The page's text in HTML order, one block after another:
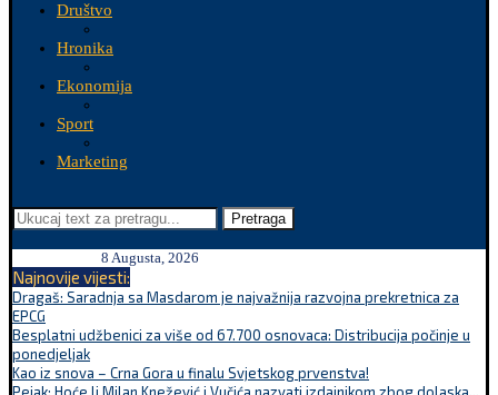
Društvo
Hronika
Ekonomija
Sport
Marketing
Pretraga
8 Augusta, 2026
Najnovije vijesti:
Dragaš: Saradnja sa Masdarom je najvažnija razvojna prekretnica za
EPCG
Besplatni udžbenici za više od 67.700 osnovaca: Distribucija počinje u
ponedjeljak
Kao iz snova – Crna Gora u finalu Svjetskog prvenstva!